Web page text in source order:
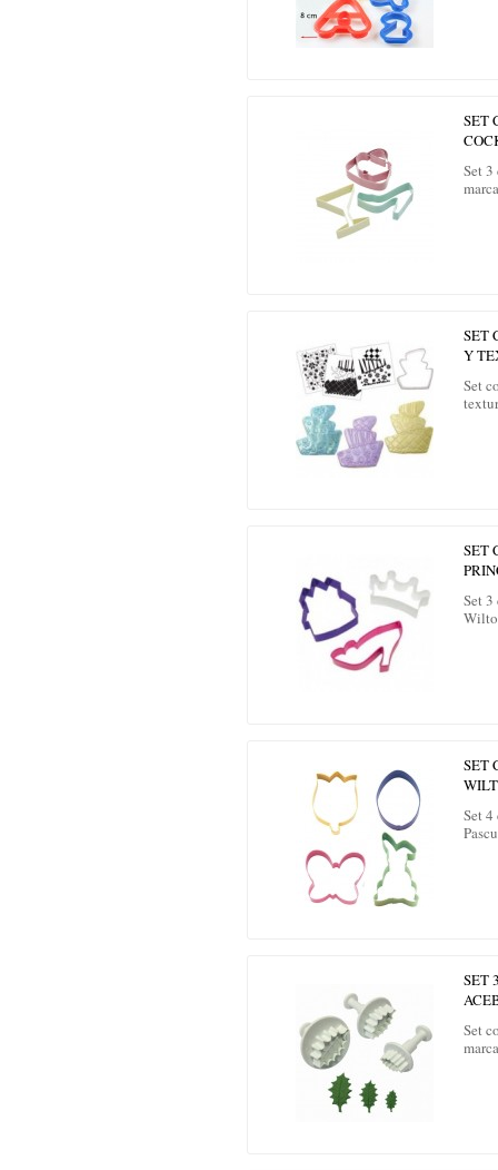
SET
Set
SET
Y
Set
SET
Set 3
SET
Set 4
SET
Set